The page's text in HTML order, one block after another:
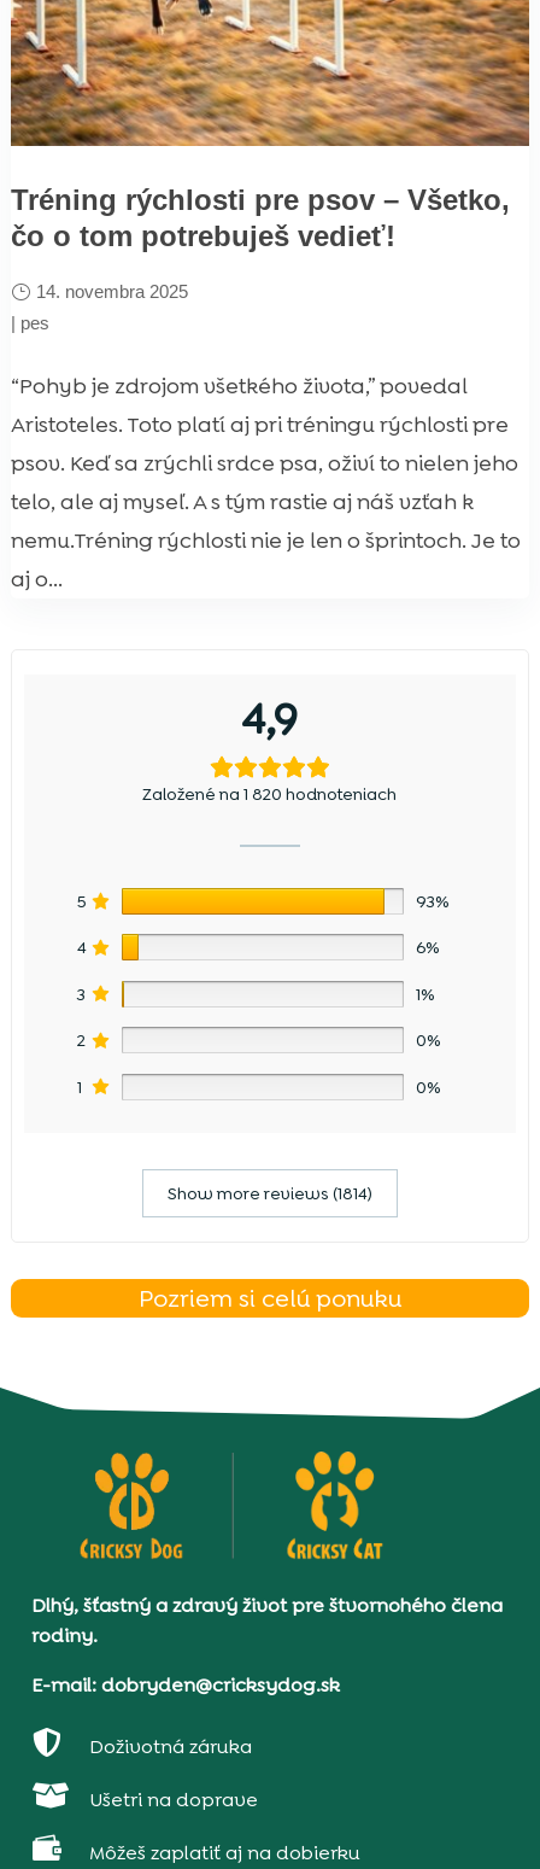
Tréning rýchlosti pre psov – Všetko,
čo o tom potrebuješ vedieť!
14. novembra 2025
| pes
“Pohyb je zdrojom všetkého života,” povedal
Aristoteles. Toto platí aj pri tréningu rýchlosti pre
psov. Keď sa zrýchli srdce psa, oživí to nielen jeho
telo, ale aj myseľ. A s tým rastie aj náš vzťah k
nemu.Tréning rýchlosti nie je len o šprintoch. Je to
aj o...
4,9
Založené na 1 820 hodnoteniach
5 93%
4 6%
3 1%
2 0%
1 0%
Show more reviews (1814)
Pozriem si celú ponuku
Dlhý, šťastný a zdravý život pre štvornohého člena
rodiny.
E-mail: dobryden@cricksydog.sk
 Doživotná záruka
 Ušetri na doprave
 Môžeš zaplatiť aj na dobierku